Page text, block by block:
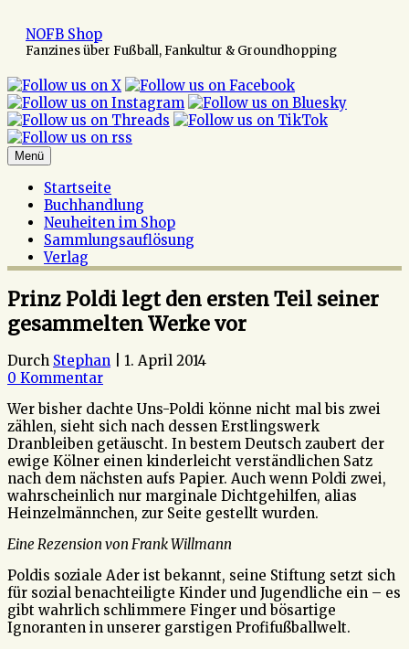
Inhalt
springen
NOFB Shop
Fanzines über Fußball, Fankultur & Groundhopping
Menü
Startseite
Buchhandlung
Neuheiten im Shop
Sammlungsauflösung
Verlag
Prinz Poldi legt den ersten Teil seiner
gesammelten Werke vor
Durch Stephan
1. April 2014
0 Kommentar
Wer bisher dachte Uns-Poldi könne nicht mal bis zwei
zählen, sieht sich nach dessen Erstlingswerk
Dranbleiben getäuscht. In bestem Deutsch zaubert der
ewige Kölner einen kinderleicht verständlichen Satz
nach dem nächsten aufs Papier. Auch wenn Poldi zwei,
wahrscheinlich nur marginale Dichtgehilfen, alias
Heinzelmännchen, zur Seite gestellt wurden.
Eine Rezension von Frank Willmann
Poldis soziale Ader ist bekannt, seine Stiftung setzt sich
für sozial benachteiligte Kinder und Jugendliche ein – es
gibt wahrlich schlimmere Finger und bösartige
Ignoranten in unserer garstigen Profifußballwelt.